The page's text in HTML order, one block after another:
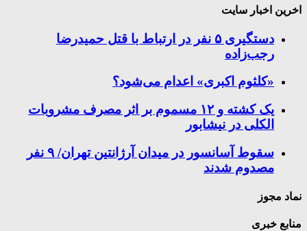
اخرین اخبار سایت
دستگیری ۵ نفر در ارتباط با قتل حمیدرضا
رجب‌زاده
«کلثوم اکبری» اعدام می‌شود؟
یک کشته و ۱۲ مسموم بر اثر مصرف مشروبات
الکلی در نیشابور
سقوط آسانسور در میدان آرژانتین تهران/ ۹ نفر
مصدوم شدند
نماد مجوز
منابع خبری